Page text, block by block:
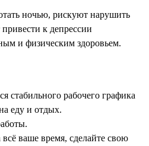
ночью, рискуют нарушить
к депрессии
и физическим здоровьем.
стабильного рабочего графика
еду и отдых.
ваше время, сделайте свою